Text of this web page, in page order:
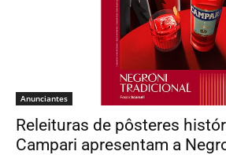
Anunciantes
Releituras de pôsteres
Campari apresentam a